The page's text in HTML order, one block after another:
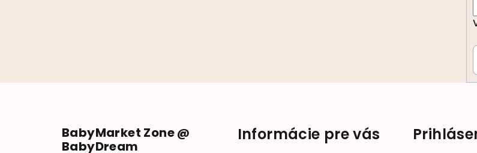
BabyMarket Zone @
BabyDream
Informácie pre vás